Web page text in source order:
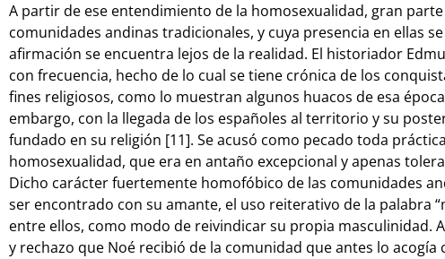
A partir de ese entendimiento de la homosexualidad, gran
comunidades andinas tradicionales, y cuya presencia en ellas
afirmación se encuentra lejos de la realidad. El historiador
con frecuencia, hecho de lo cual se tiene crónica de los
fines religiosos, como lo muestran algunos huacos de esa
embargo, con la llegada de los españoles al territorio y su
fundado en su religión [11]. Se acusó como pecado toda
homosexualidad, que era en antaño excepcional y apenas
Dicho carácter fuertemente homofóbico de las comunidades
ser encontrado con su amante, el uso reiterativo de la palabra
entre ellos, como modo de reivindicar su propia masculinidad.
y rechazo que Noé recibió de la comunidad que antes lo